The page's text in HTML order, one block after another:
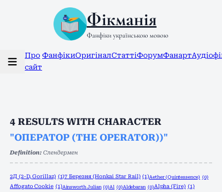
Фікманія
Фанфіки українською мовою
Про
сайт
ФанфікиОригіналСтаттіФорумФанарт
4 RESULTS WITH CHARACTER
"ОПЕРАТОР (THE OPERATOR))"
Definition: Слендермен
2Д (2-D, Gorillaz) (1)7 Березня (Honkai Star Rail) (1)Aether (Quintessence) (0)
Affogato Cookie (1)Ainsworth Julian (0)Al (0)Aldebaran (0)Alpha (Fire) (1)